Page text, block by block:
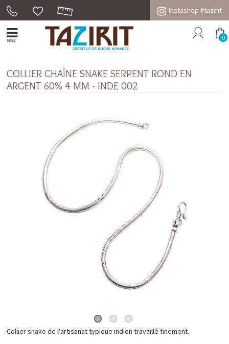
Instashop #tazirit
MENU 0
COLLIER CHAÎNE SNAKE SERPENT ROND EN
ARGENT 60% 4 MM - INDE 002
Collier snake de l'artisanat typique indien travaillé finement.